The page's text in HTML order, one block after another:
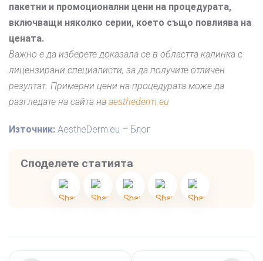
пакетни и промоционални цени на процедурата,
включващи няколко серии, което също повлиява на
цената.
Важно е да изберете доказала се в областта калинка с
лицензирани специалисти, за да получите отличен
резултат. Примерни цени на процедурата може да
разгледате на сайта на aesthederm.eu
Източник: AestheDerm.eu – Блог
Споделете статията